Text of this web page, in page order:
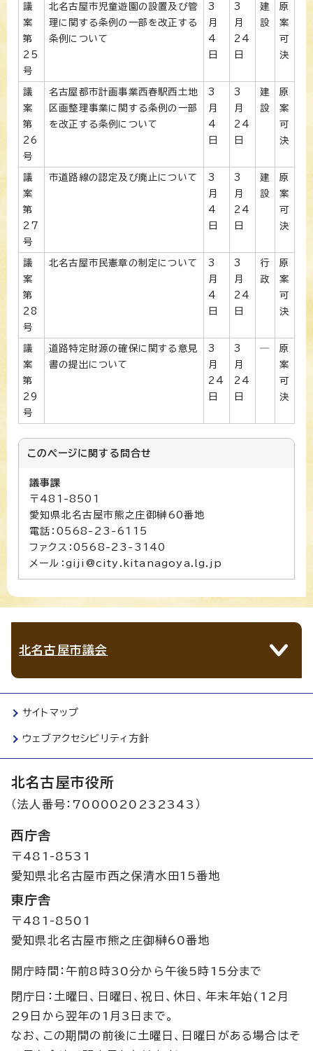
議
案
第
25
号
北名古屋市児童遊園の設置及び管
理に関する条例の一部を改正する
条例について
3
月
4
日
3
月
24
日
建
設
原
案
可
決
議
案
第
26
号
名古屋都市計画事業西春駅西土地
区画整理事業に関する条例の一部
を改正する条例について
3
月
4
日
3
月
24
日
建
設
原
案
可
決
議
案
第
27
号
市道路線の認定及び廃止について
3
月
4
日
3
月
24
日
建
設
原
案
可
決
議
案
第
28
号
北名古屋市民憲章の制定について
3
月
4
日
3
月
24
日
行
政
原
案
可
決
議
案
第
29
号
道路特定財源の確保に関する意見
書の提出について
3
月
24
日
3
月
24
日
―
原
案
可
決
このページに関する 問合せ
議事課
〒481-8501
愛知県北名古屋市熊之庄御榊60番地
電話：0568-23-6115
ファクス：0568-23-3140
メール：giji@city.kitanagoya.lg.jp
北名古屋市議会
サイトマップ
ウェブアクセシビリティ方針
北名古屋市役所
（法人番号：7000020232343）
西庁舎
〒481-8531
愛知県北名古屋市西之保清水田15番地
東庁舎
〒481-8501
愛知県北名古屋市熊之庄御榊60番地
開庁時間：午前8時30分から午後5時15分まで
閉庁日：土曜日、日曜日、祝日、休日、年末年始(12月
29日から翌年の1月3日まで。
なお、この期間の前後に土曜日、日曜日がある場合はそ